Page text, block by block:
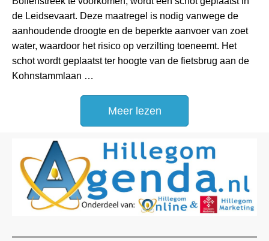
de Leidsevaart. Deze maatregel is nodig vanwege de
aanhoudende droogte en de beperkte aanvoer van zoet
water, waardoor het risico op verzilting toeneemt. Het
schot wordt geplaatst ter hoogte van de fietsbrug aan de
Kohnstammlaan …
Meer lezen